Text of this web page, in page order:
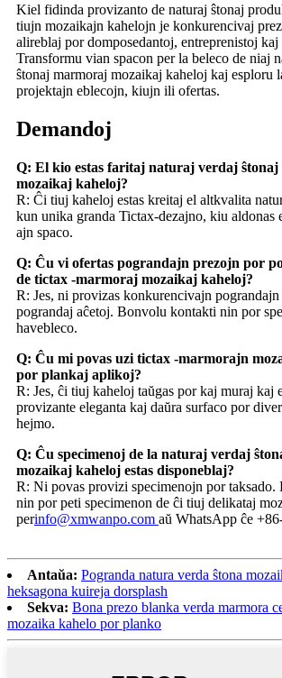
Kiel fidinda provizanto de naturaj ŝtonaj
tiujn mozaikajn kahelojn je konkurencivaj
alireblaj por domposedantoj, entreprenistoj
Transformu vian spacon per la beleco de niaj
ŝtonaj marmoraj mozaikaj kaheloj kaj esploru
projektajn eblecojn, kiujn ili ofertas.
Demandoj
Q: El kio estas faritaj naturaj verdaj
mozaikaj kaheloj?
R: Ĉi tiuj kaheloj estas kreitaj el altkvalita
kun unika granda Tictax-dezajno, kiu aldonas
ajn spaco.
Q: Ĉu vi ofertas pograndajn prezojn por
de tictax -marmoraj mozaikaj kaheloj?
R: Jes, ni provizas konkurencivajn
pograndaj aĉetoj. Bonvolu kontakti nin por
havebleco.
Q: Ĉu mi povas uzi tictax -marmorajn
por plankaj aplikoj?
R: Jes, ĉi tiuj kaheloj taŭgas por kaj muraj kaj
provizante eleganta kaj daŭra surfaco por
hejmo.
Q: Ĉu specimenoj de la naturaj verdaj
mozaikaj kaheloj estas disponeblaj?
R: Ni povas provizi specimenojn por
nin por peti specimenon de ĉi tiuj delikataj
perinfo@xmwanpo.com aŭ WhatsApp ĉe
Antaŭa: Pogranda natura verda ŝtona
heksagona kuireja dorsplash
Sekva: Bona prezo blanka verda marmora
mozaika kahelo por planko